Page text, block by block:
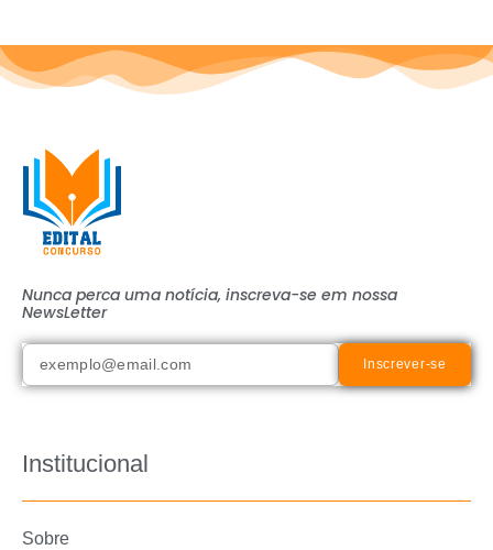
Nunca perca uma notícia, inscreva-se em nossa
NewsLetter
Inscrever-se
Institucional
Sobre